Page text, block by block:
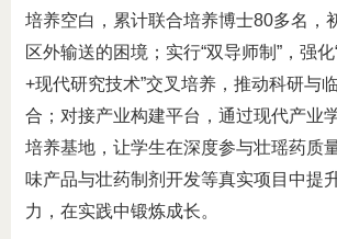
培养空白，累计联合培养博士80多名，
区外输送的困境；实行“双导师制”，强
+现代研究技术”交叉培养，推动科研与
合；对接产业构建平台，通过现代产业
培养基地，让学生在深度参与壮瑶药质
味产品与壮药制剂开发等真实项目中提
力，在实践中锻炼成长。